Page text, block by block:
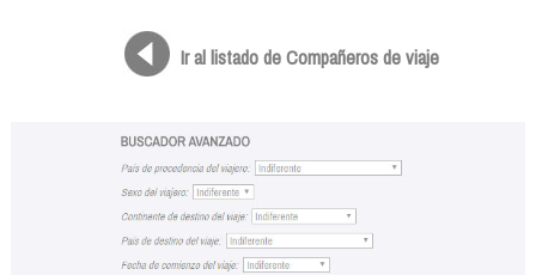
Ir al listado de Compañeros de viaje